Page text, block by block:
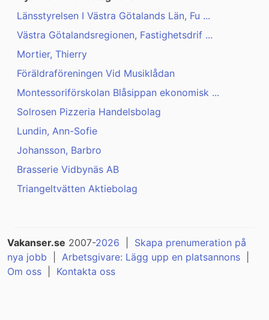
Länsstyrelsen I Västra Götalands Län, Fu ...
Västra Götalandsregionen, Fastighetsdrif ...
Mortier, Thierry
Föräldraföreningen Vid Musiklådan
Montessoriförskolan Blåsippan ekonomisk ...
Solrosen Pizzeria Handelsbolag
Lundin, Ann-Sofie
Johansson, Barbro
Brasserie Vidbynäs AB
Triangeltvätten Aktiebolag
Vakanser.se 2007-2026
Skapa prenumeration på
nya jobb
Arbetsgivare: Lägg upp en platsannons
Om oss
Kontakta oss